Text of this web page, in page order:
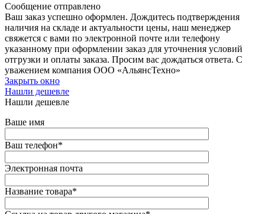
Сообщение отправлено
Ваш заказ успешно оформлен. Дождитесь подтверждения
наличия на складе и актуальности цены, наш менеджер
свяжется с вами по электронной почте или телефону
указанному при оформлении заказ для уточнения условий
отгрузки и оплаты заказа. Просим вас дождаться ответа. С
уважением компания ООО «АльянсТехно»
Закрыть окно
Нашли дешевле
Нашли дешевле
Ваше имя
Ваш телефон*
Электронная почта
Название товара*